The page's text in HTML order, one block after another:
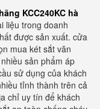
KCC240KC hà
liệu trong doanh
được sản xuất. cửa
mua két sắt văn
sản phẩm áp
sử dụng của khách
tỉnh thành trên cả
chỉ uy tín để khách